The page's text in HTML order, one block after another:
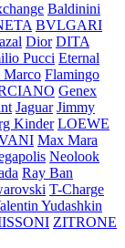
Baldinini
BVLGARI
Dior DITA
Pucci Eternal
Marco Flamingo
Genex
Jaguar Jimmy
Kinder LOEWE
Max Mara
Neolook
Ray Ban
T-Charge
Yudashkin
ZITRONE